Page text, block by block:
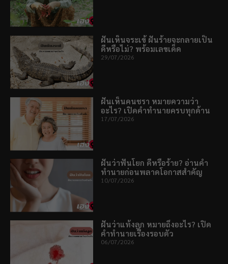
ฝันเห็นจระเข้ ฝันร้ายจะกลายเป็น
ดีหรือไม่? พร้อมเลขเด็ด
29/07/2026
ฝันเห็นคนชรา หมายความว่า
อะไร? เปิดคำทำนายครบทุกด้าน
17/07/2026
ฝันว่าฟันโยก ดีหรือร้าย? อ่านคำ
ทำนายก่อนพลาดโอกาสสำคัญ
10/07/2026
ฝันว่าแท้งลูก หมายถึงอะไร? เปิด
คำทำนายเรื่องรอบตัว
06/07/2026